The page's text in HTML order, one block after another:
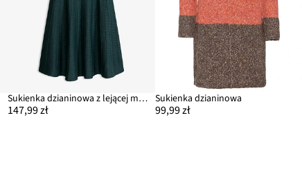
Sukienka dzianinowa z lejącej mieszanki wiskozy
147,99 zł
Sukienka dzianinowa
99,99 zł